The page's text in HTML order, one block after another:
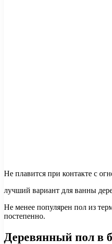
Не плавится при контакте с
лучший вариант для ванны
Не менее популярен пол из
постепенно.
Деревянный пол в